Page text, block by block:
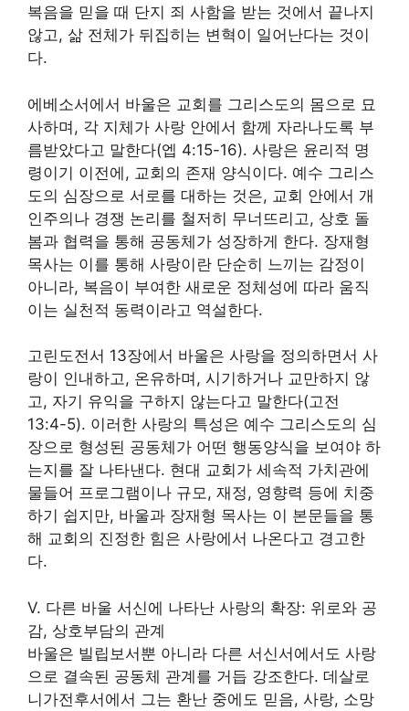
복음을 믿을 때 단지 죄 사함을 받는 것에서 끝나지
않고, 삶 전체가 뒤집히는 변혁이 일어난다는 것이
다.
에베소서에서 바울은 교회를 그리스도의 몸으로 묘
사하며, 각 지체가 사랑 안에서 함께 자라나도록 부
름받았다고 말한다(엡 4:15-16). 사랑은 윤리적 명
령이기 이전에, 교회의 존재 양식이다. 예수 그리스
도의 심장으로 서로를 대하는 것은, 교회 안에서 개
인주의나 경쟁 논리를 철저히 무너뜨리고, 상호 돌
봄과 협력을 통해 공동체가 성장하게 한다. 장재형
목사는 이를 통해 사랑이란 단순히 느끼는 감정이
아니라, 복음이 부여한 새로운 정체성에 따라 움직
이는 실천적 동력이라고 역설한다.
고린도전서 13장에서 바울은 사랑을 정의하면서 사
랑이 인내하고, 온유하며, 시기하거나 교만하지 않
고, 자기 유익을 구하지 않는다고 말한다(고전
13:4-5). 이러한 사랑의 특성은 예수 그리스도의 심
장으로 형성된 공동체가 어떤 행동양식을 보여야 하
는지를 잘 나타낸다. 현대 교회가 세속적 가치관에
물들어 프로그램이나 규모, 재정, 영향력 등에 치중
하기 쉽지만, 바울과 장재형 목사는 이 본문들을 통
해 교회의 진정한 힘은 사랑에서 나온다고 경고한
다.
V. 다른 바울 서신에 나타난 사랑의 확장: 위로와 공
감, 상호부담의 관계
바울은 빌립보서뿐 아니라 다른 서신서에서도 사랑
으로 결속된 공동체 관계를 거듭 강조한다. 데살로
니가전후서에서 그는 환난 중에도 믿음, 사랑, 소망